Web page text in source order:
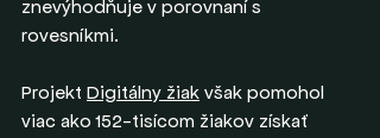
znevýhodňuje v porovnaní s
rovesníkmi.
Projekt Digitálny žiak však pomohol
viac ako 152-tisícom žiakov získať